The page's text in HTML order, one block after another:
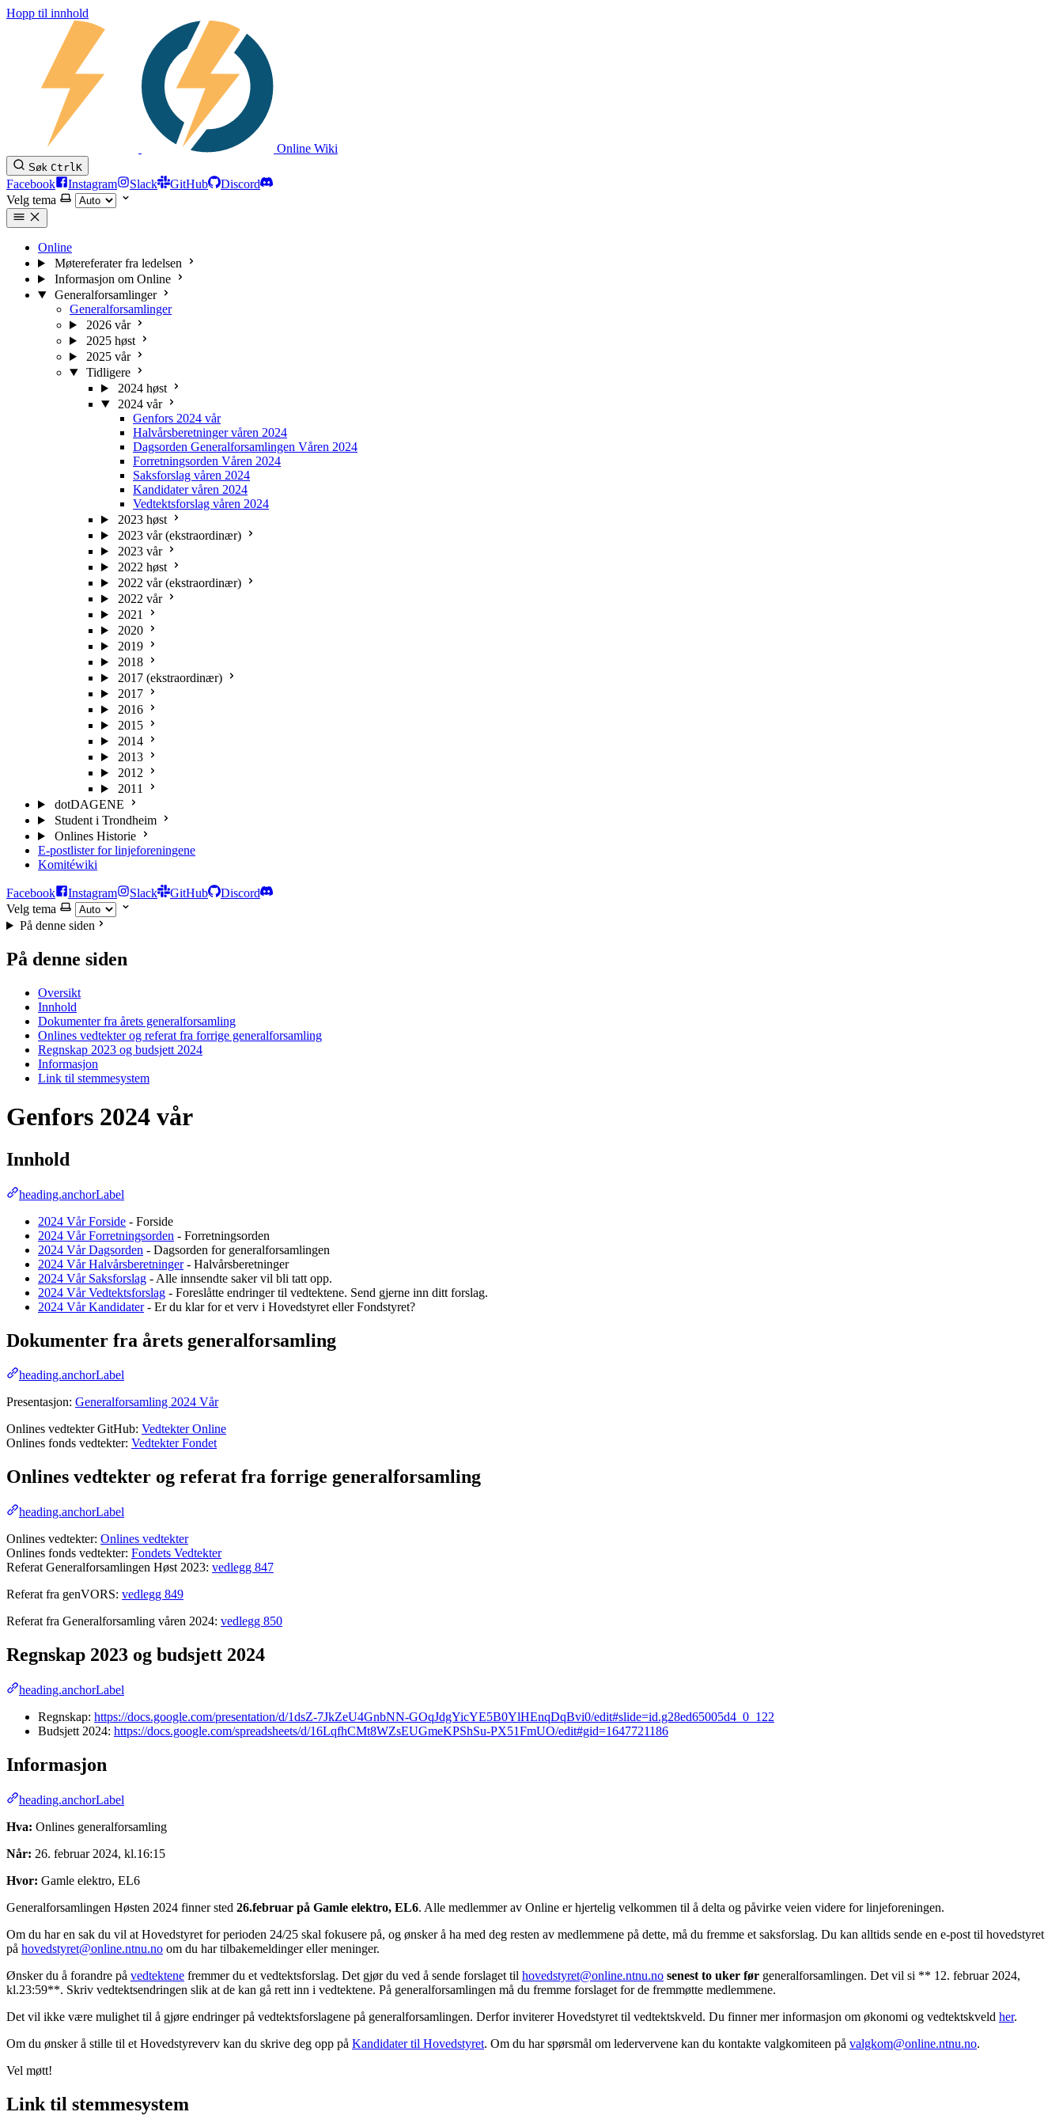
Hopp til innhold
Online Wiki
Søk CtrlK
Facebook Instagram Slack GitHub
Discord
Velg tema
Online
Møtereferater fra ledelsen
Informasjon om Online
Generalforsamlinger
Generalforsamlinger
2026 vår
2025 høst
2025 vår
Tidligere
2024 høst
2024 vår
Genfors 2024 vår
Halvårsberetninger våren 2024
Dagsorden Generalforsamlingen Våren 2024
Forretningsorden Våren 2024
Saksforslag våren 2024
Kandidater våren 2024
Vedtektsforslag våren 2024
2023 høst
2023 vår (ekstraordinær)
2023 vår
2022 høst
2022 vår (ekstraordinær)
2022 vår
2021
2020
2019
2018
2017 (ekstraordinær)
2017
2016
2015
2014
2013
2012
2011
dotDAGENE
Student i Trondheim
Onlines Historie
E-postlister for linjeforeningene
Komitéwiki
Facebook Instagram Slack GitHub
Discord
Velg tema
På denne siden
På denne siden
Oversikt
Innhold
Dokumenter fra årets generalforsamling
Onlines vedtekter og referat fra forrige generalforsamling
Regnskap 2023 og budsjett 2024
Informasjon
Link til stemmesystem
Genfors 2024 vår
Innhold
heading.anchorLabel
2024 Vår Forside - Forside
2024 Vår Forretningsorden - Forretningsorden
2024 Vår Dagsorden - Dagsorden for generalforsamlingen
2024 Vår Halvårsberetninger- Halvårsberetninger
2024 Vår Saksforslag - Alle innsendte saker vil bli tatt opp.
2024 Vår Vedtektsforslag - Foreslåtte endringer til vedtektene. Send gjerne inn ditt forslag.
2024 Vår Kandidater- Er du klar for et verv i Hovedstyret eller Fondstyret?
Dokumenter fra årets generalforsamling
heading.anchorLabel
Presentasjon: Generalforsamling 2024 Vår
Onlines vedtekter GitHub: Vedtekter Online
Onlines fonds vedtekter: Vedtekter Fondet
Onlines vedtekter og referat fra forrige generalforsamling
heading.anchorLabel
Onlines vedtekter: Onlines vedtekter
Onlines fonds vedtekter: Fondets Vedtekter
Referat Generalforsamlingen Høst 2023: vedlegg 847
Referat fra genVORS: vedlegg 849
Referat fra Generalforsamling våren 2024: vedlegg 850
Regnskap 2023 og budsjett 2024
heading.anchorLabel
Regnskap: https://docs.google.com/presentation/d/1dsZ-7JkZeU4GnbNN-GOqJdgYicYE5B0YlHEnqDqBvi0/edit#slide=id.g28ed65005d4_0_122
Budsjett 2024: https://docs.google.com/spreadsheets/d/16LqfhCMt8WZsEUGmeKPShSu-PX51FmUO/edit#gid=1647721186
Informasjon
heading.anchorLabel
Hva: Onlines generalforsamling
Når: 26. februar 2024, kl.16:15
Hvor: Gamle elektro, EL6
Generalforsamlingen Høsten 2024 finner sted 26.februar på Gamle elektro, EL6. Alle medlemmer av Online er hjertelig velkommen til å delta og påvirke veien videre for linjeforeningen.
Om du har en sak du vil at Hovedstyret for perioden 24/25 skal fokusere på, og ønsker å ha med deg resten av medlemmene på dette, må du fremme et saksforslag. Du kan alltids sende en e-post til hovedstyret
på hovedstyret@online.ntnu.no om du har tilbakemeldinger eller meninger.
Ønsker du å forandre på vedtektene fremmer du et vedtektsforslag. Det gjør du ved å sende forslaget til hovedstyret@online.ntnu.no senest to uker før generalforsamlingen. Det vil si ** 12. februar 2024,
kl.23:59**. Skriv vedtektsendringen slik at de kan gå rett inn i vedtektene. På generalforsamlingen må du fremme forslaget for de fremmøtte medlemmene.
Det vil ikke være mulighet til å gjøre endringer på vedtektsforslagene på generalforsamlingen. Derfor inviterer Hovedstyret til vedtektskveld. Du finner mer informasjon om økonomi og vedtektskveld her.
Om du ønsker å stille til et Hovedstyreverv kan du skrive deg opp på Kandidater til Hovedstyret. Om du har spørsmål om ledervervene kan du kontakte valgkomiteen på valgkom@online.ntnu.no.
Vel møtt!
Link til stemmesystem